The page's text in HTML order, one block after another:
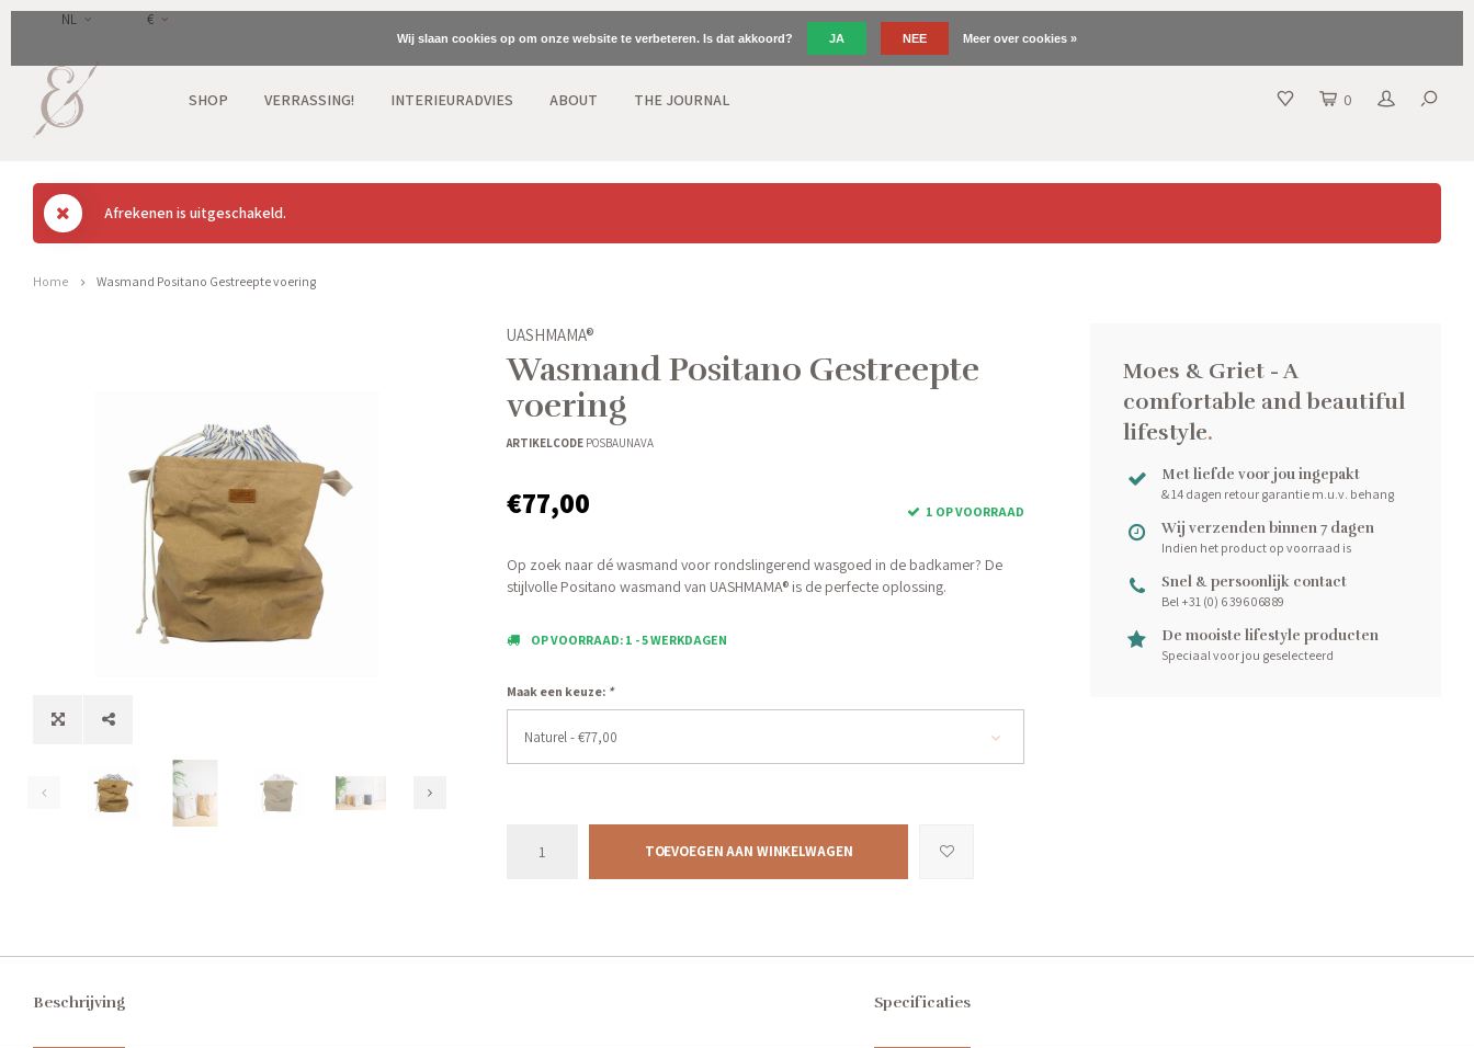
NL €
SHOP VERRASSING! INTERIEURADVIES ABOUT THE JOURNAL 0
Afrekenen is uitgeschakeld.
Home Wasmand Positano Gestreepte voering
UASHMAMA®
Wasmand Positano Gestreepte
voering
ARTIKELCODEPOSBAUNAVA
€77,00 1 OP VOORRAAD
Op zoek naar dé wasmand voor rondslingerend wasgoed in de badkamer? De
stijlvolle Positano wasmand van UASHMAMA® is de perfecte oplossing.
OP VOORRAAD: 1 - 5 WERKDAGEN
Maak een keuze: *
Naturel - €77,00
TOEVOEGEN AAN WINKELWAGEN
Moes & Griet - A
comfortable and beautiful
lifestyle.
Met liefde voor jou ingepakt
& 14 dagen retour garantie m.u.v. behang
Wij verzenden binnen 7 dagen
Indien het product op voorraad is
Snel & persoonlijk contact
Bel +31 (0) 6 396 068 89
De mooiste lifestyle producten
Speciaal voor jou geselecteerd
Beschrijving Specificaties
Wij slaan cookies op om onze website te verbeteren. Is dat akkoord? JA NEE Meer over cookies »